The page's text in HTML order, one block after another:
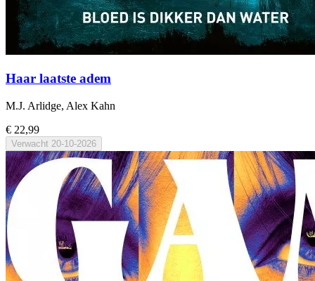
Haar laatste adem
M.J. Arlidge, Alex Kahn
€ 22,99
Verwacht 20-10-2026